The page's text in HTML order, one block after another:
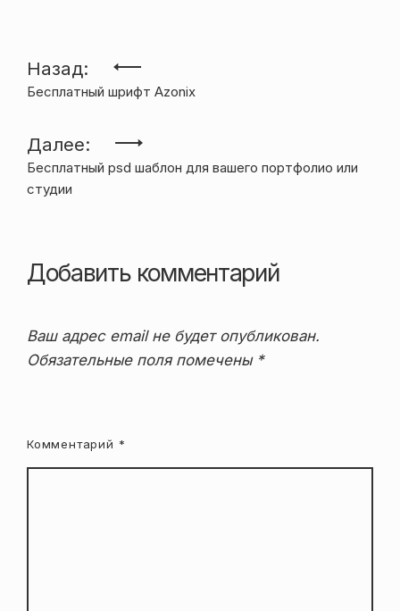
Навигация
по
записям
Назад:
Бесплатный шрифт Azonix
Далее:
Бесплатный psd шаблон для вашего портфолио или
студии
Добавить комментарий
Ваш адрес email не будет опубликован.
Обязательные поля помечены *
Комментарий *